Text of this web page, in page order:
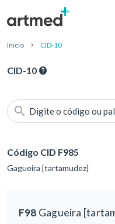
Início CID-10
CID-10
Digite o código ou
Código CID F985
Gagueira [tartamudez]
F98 Gagueira